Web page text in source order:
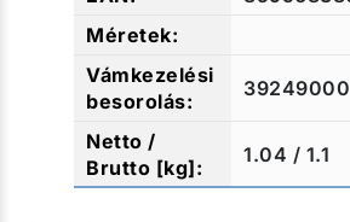
39249000
1.04 / 1.1